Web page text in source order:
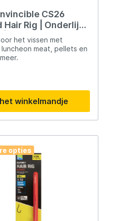
CS26
Hair Rig | Onderlijn |
| Haakmaat 18
het vissen met
meat, pellets en
winkelmandje
opties